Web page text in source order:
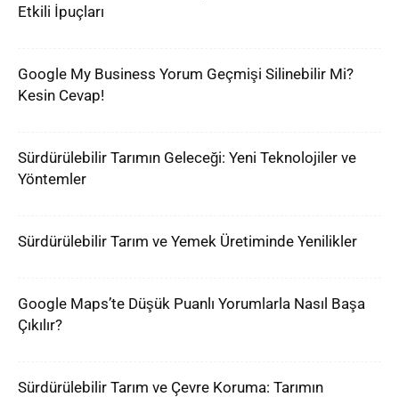
Etkili İpuçları
Google My Business Yorum Geçmişi Silinebilir Mi?
Kesin Cevap!
Sürdürülebilir Tarımın Geleceği: Yeni Teknolojiler ve
Yöntemler
Sürdürülebilir Tarım ve Yemek Üretiminde Yenilikler
Google Maps’te Düşük Puanlı Yorumlarla Nasıl Başa
Çıkılır?
Sürdürülebilir Tarım ve Çevre Koruma: Tarımın